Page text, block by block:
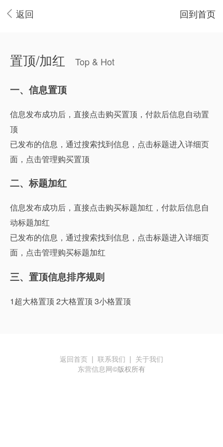
返回 回到首页
置顶/加红 Top & Hot
一、信息置顶
信息发布成功后，直接点击购买置顶，付款后信息自动置
顶
已发布的信息，通过搜索找到信息，点击标题进入详细页
面，点击管理购买置顶
二、标题加红
信息发布成功后，直接点击购买标题加红，付款后信息自
动标题加红
已发布的信息，通过搜索找到信息，点击标题进入详细页
面，点击管理购买标题加红
三、置顶信息排序规则
1超大格置顶 2大格置顶 3小格置顶
返回首页 | 联系我们 | 关于我们
东营信息网©版权所有